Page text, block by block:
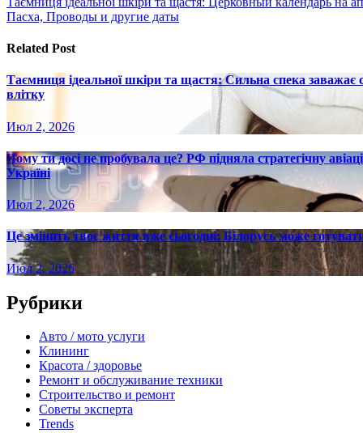
записям
Пасха, Проводы и другие даты
Related Post
Таємниця ідеальної шкіри та щастя: Сильна спека
влітку
Июл 2, 2026
Чому ти досі не пробувала це? РФ підняла стратегічну
Україні
Июл 2, 2026
Це змінить твоє життя вже сьогодні: Білорусь може
Июл 2, 2026
Рубрики
Авто / мото услуги
Клининг
Красота / здоровье
Ремонт и обслуживание техники
Строительство и ремонт
Советы эксперта
Trends